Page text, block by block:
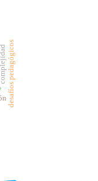
complejidaddesafíos pedagógicos